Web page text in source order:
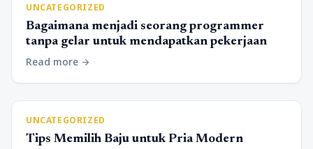
UNCATEGORIZED
Bagaimana menjadi seorang programmer
tanpa gelar untuk mendapatkan pekerjaan
Read more arrow_forward
UNCATEGORIZED
Tips Memilih Baju untuk Pria Modern